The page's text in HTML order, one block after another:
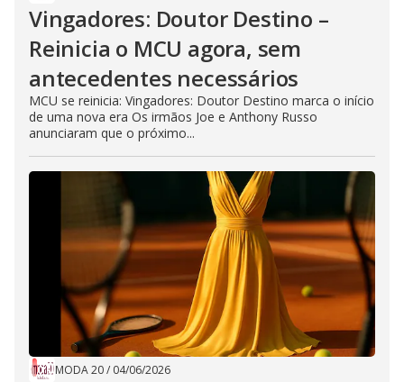
Vingadores: Doutor Destino –
Reinicia o MCU agora, sem
antecedentes necessários
MCU se reinicia: Vingadores: Doutor Destino marca o início
de uma nova era Os irmãos Joe e Anthony Russo
anunciaram que o próximo...
MODA 20/ 04/06/2026